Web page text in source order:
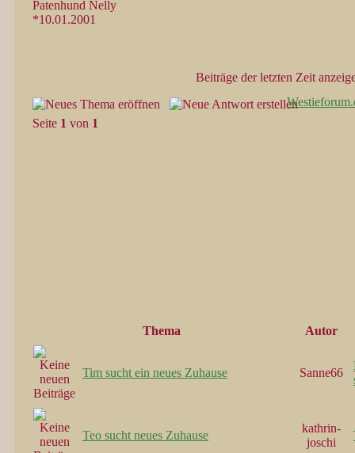
Patenhund Nelly
*10.01.2001
Beiträge der letzten Zeit
Seite 1 von 1
Thema Autor
Tim sucht ein neues Zuhause Sanne66
Teo sucht neues Zuhause
kathrin-
joschi